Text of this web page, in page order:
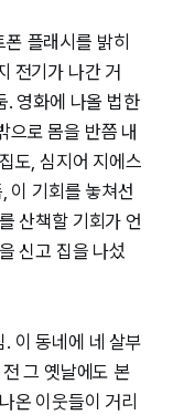
플래시를 밝히
전기가 나간 거
. 영화에 나올 법한
으로 몸을 반쯤 내
도, 심지어 지에스
이 기회를 놓쳐선
산책할 기회가 언
신고 집을 나섰
이 동네에 네 살부
그 옛날에도 본
온 이웃들이 거리